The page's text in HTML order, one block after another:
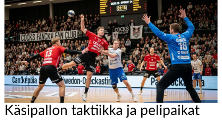
Käsipallon taktiikka ja pelipaikat